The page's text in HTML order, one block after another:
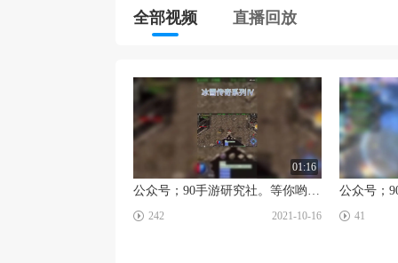
全部视频 直播回放
☑
01:16
公众号；90手游研究社。等你哟，阿巴阿巴
242 2021-10-16
☑
41